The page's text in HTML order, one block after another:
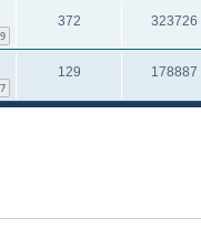
372 323726
7
129 178887